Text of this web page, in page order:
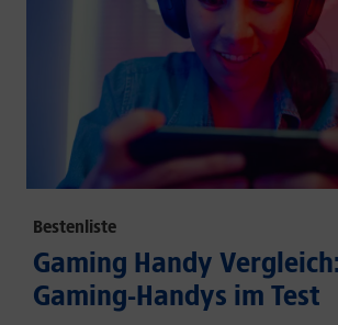
Bestenliste
Gaming Handy
Gaming-Handys im Test